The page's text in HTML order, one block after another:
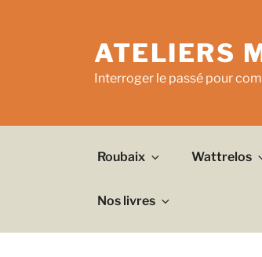
ATELIERS
Interroger le passé pour
Roubaix Wattrelos
Nos livres